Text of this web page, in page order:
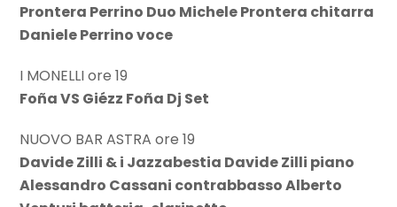
Prontera Perrino Duo Michele Prontera chitarra
Daniele Perrino voce
I MONELLI ore 19
Foña VS Giézz Foña Dj Set
NUOVO BAR ASTRA ore 19
Davide Zilli & i Jazzabestia Davide Zilli piano
Alessandro Cassani contrabbasso Alberto